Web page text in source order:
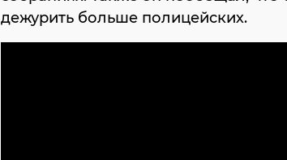
дежурить больше полицейских.